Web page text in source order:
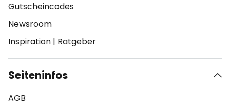
Gutscheincodes
Newsroom
Inspiration | Ratgeber
Seiteninfos
AGB